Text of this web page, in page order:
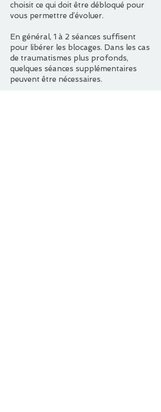
choisit ce qui doit être débloqué pour
vous permettre d’évoluer.
En général, 1 à 2 séances suffisent
pour libérer les blocages. Dans les cas
de traumatismes plus profonds,
quelques séances supplémentaires
peuvent être nécessaires.